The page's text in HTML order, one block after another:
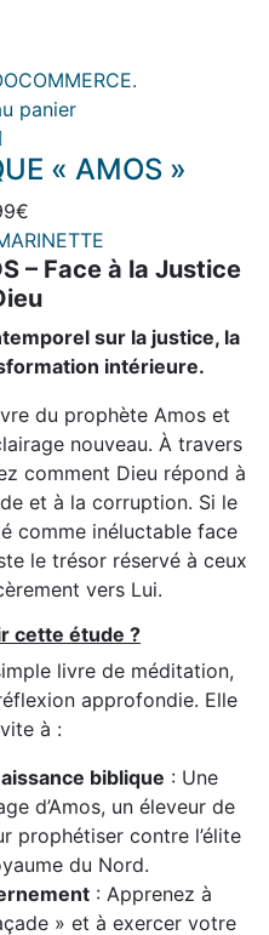
panier
« AMOS »
€
– Face à la Justice
sur la justice, la
intérieure.
du prophète Amos et
nouveau. À travers
comment Dieu répond à
et à la corruption. Si le
comme inéluctable face
le trésor réservé à ceux
vers Lui.
cette étude ?
livre de méditation,
approfondie. Elle
à :
biblique : Une
d’Amos, un éleveur de
prophétiser contre l’élite
du Nord.
: Apprenez à
» et à exercer votre